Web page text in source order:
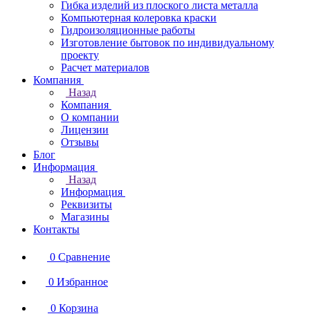
Гибка изделий из плоского листа металла
Компьютерная колеровка краски
Гидроизоляционные работы
Изготовление бытовок по индивидуальному
проекту
Расчет материалов
Компания
Назад
Компания
О компании
Лицензии
Отзывы
Блог
Информация
Назад
Информация
Реквизиты
Магазины
Контакты
0 Сравнение
0 Избранное
0 Корзина